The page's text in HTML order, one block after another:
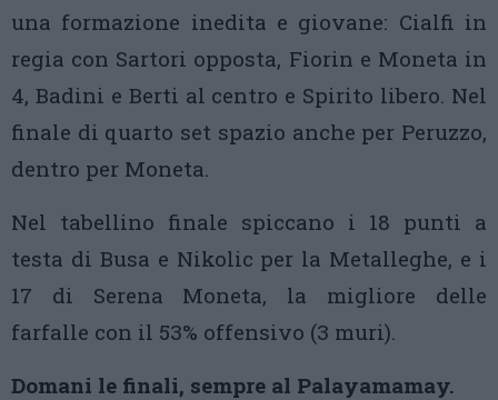
una formazione inedita e giovane: Cialfi in
regia con Sartori opposta, Fiorin e Moneta in
4, Badini e Berti al centro e Spirito libero. Nel
finale di quarto set spazio anche per Peruzzo,
dentro per Moneta.
Nel tabellino finale spiccano i 18 punti a
testa di Busa e Nikolic per la Metalleghe, e i
17 di Serena Moneta, la migliore delle
farfalle con il 53% offensivo (3 muri).
Domani le finali, sempre al Palayamamay.